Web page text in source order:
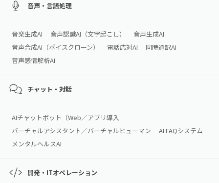
音声・言語処理
音楽生成AI 音声認識AI（文字起こし）
音声生成AI
音声合成AI（ボイスクローン）
電話応対AI
同時通訳AI
音声感情解析AI
チャット・対話
AIチャットボット（Web／アプリ導入
バーチャルアシスタント／バーチャルヒューマン
AI FAQシステム
メンタルヘルスAI
開発・ITオペレーション